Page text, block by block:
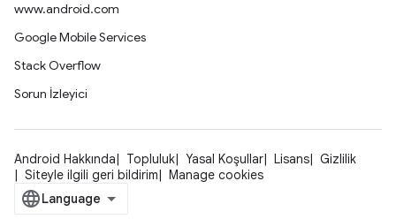
www.android.com
Google Mobile Services
Stack Overflow
Sorun İzleyici
Android Hakkında Topluluk Yasal Koşullar Lisans
Gizlilik
Siteyle ilgili geri bildirim
Manage cookies